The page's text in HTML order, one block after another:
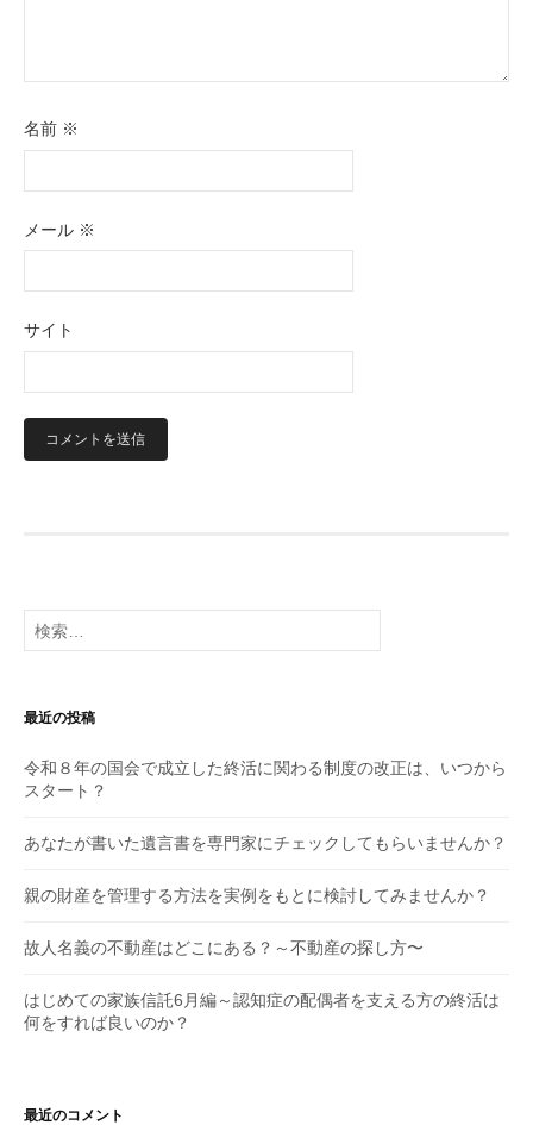
名前 ※
メール ※
サイト
検
索:
最近の投稿
令和８年の国会で成立した終活に関わる制度の改正は、いつから
スタート？
あなたが書いた遺言書を専門家にチェックしてもらいませんか？
親の財産を管理する方法を実例をもとに検討してみませんか？
故人名義の不動産はどこにある？～不動産の探し方〜
はじめての家族信託6月編～認知症の配偶者を支える方の終活は
何をすれば良いのか？
最近のコメント